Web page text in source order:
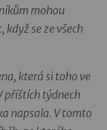
mohou
se ze všech
která si toho ve
příštích týdnech
napsala. V tomto